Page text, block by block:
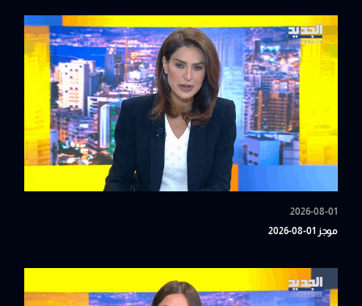
2026-08-01
موجز 01-08-2026